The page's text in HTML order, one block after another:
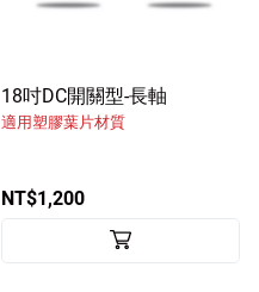
18吋DC開關型-長軸
適用塑膠葉片材質
NT$1,200